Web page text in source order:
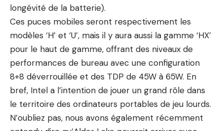
longévité de la batterie).
Ces puces mobiles seront respectivement les
modèles ‘H’ et ‘U’, mais il y aura aussi la gamme ‘HX’
pour le haut de gamme, offrant des niveaux de
performances de bureau avec une configuration
8+8 déverrouillée et des TDP de 45W à 65W. En
bref, Intel a l’intention de jouer un grand rôle dans
le territoire des ordinateurs portables de jeu lourds.
N’oubliez pas, nous avons également récemment